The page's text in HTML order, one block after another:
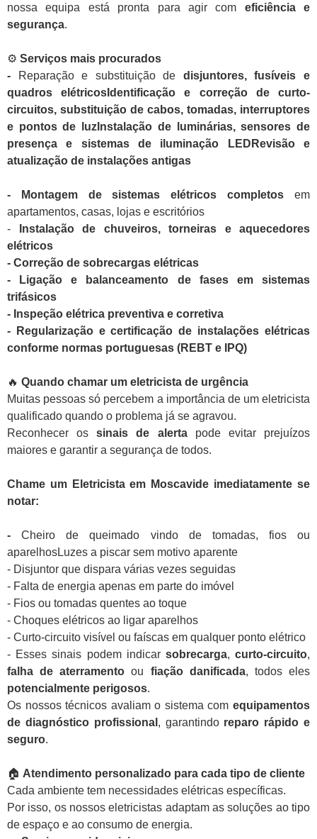
nossa equipa está pronta para agir com eficiência e
segurança.
⚙️ Serviços mais procurados
-
Reparação e substituição de disjuntores, fusíveis e
quadros elétricosIdentificação e correção de curto-
circuitos, substituição de cabos, tomadas, interruptores
e pontos de luzInstalação de luminárias, sensores de
presença e sistemas de iluminação LEDRevisão e
atualização de instalações antigas
- Montagem de sistemas elétricos completos em
apartamentos, casas, lojas e escritórios
-
Instalação de chuveiros, torneiras e aquecedores
elétricos
- Correção de sobrecargas elétricas
- Ligação e balanceamento de fases em sistemas
trifásicos
- Inspeção elétrica preventiva e corretiva
- Regularização e certificação de instalações elétricas
conforme normas portuguesas (REBT e IPQ)
🔥 Quando chamar um eletricista de urgência
Muitas pessoas só percebem a importância de um eletricista
qualificado quando o problema já se agravou.
Reconhecer ossinais de alertapode evitar prejuízos
maiores e garantir a segurança de todos.
Chame um Eletricista em Moscavide imediatamente se
notar:
-Cheiro de queimado vindo de tomadas, fios ou
aparelhosLuzes a piscar sem motivo aparente
- Disjuntor que dispara várias vezes seguidas
- Falta de energia apenas em parte do imóvel
- Fios ou tomadas quentes ao toque
- Choques elétricos ao ligar aparelhos
- Curto-circuito visível ou faíscas em qualquer ponto elétrico
- Esses sinais podem indicar sobrecarga,curto-circuito,
falha de aterramento ou fiação danificada, todos eles
potencialmente perigosos.
Os nossos técnicos avaliam o sistema com equipamentos
de diagnóstico profissional , garantindo reparo rápido e
seguro.
🏠 Atendimento personalizado para cada tipo de cliente
Cada ambiente tem necessidades elétricas específicas.
Por isso, os nossos eletricistas adaptam as soluções ao tipo
de espaço e ao consumo de energia.